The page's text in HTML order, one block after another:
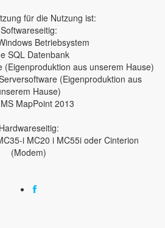
für die Nutzung ist:
Softwareseitig:
Betriebsystem
SQL Datenbank
(Eigenproduktion aus unserem Hause)
(Eigenproduktion aus
Hause)
MapPoint 2013
Hardwareseitig:
i MC20 i MC55i oder Cinterion
(Modem)